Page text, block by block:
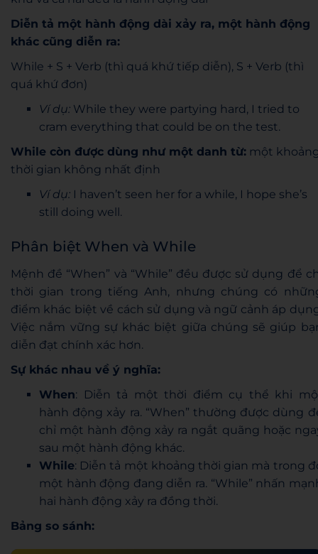
Diễn tả một hành động dài xảy ra, một hành động
khác cũng diễn ra:
While + S + Verb (thì quá khứ tiếp diễn), S + Verb (thì
quá khứ đơn)
Ví dụ: While they were partying hard, I tried to
cram everything that could be on the test.
While còn được dùng như một danh từ: một
thời gian không nhất định
Ví dụ: I haven’t seen her for a while, I hope she’s
still doing well.
Phân biệt When và While
Mệnh đề “When” và “While” đều được sử dụng để
thời gian trong tiếng Anh, nhưng chúng có
điểm khác biệt về cách sử dụng và ngữ cảnh áp
Việc nắm vững sự khác biệt giữa chúng sẽ giúp
diễn đạt chính xác hơn.
Sự khác nhau về ý nghĩa:
When: Diễn tả một thời điểm cụ thể khi
hành động xảy ra. “When” thường được dùng
chỉ một hành động xảy ra ngắt quãng hoặc
sau một hành động khác.
While: Diễn tả một khoảng thời gian mà trong
một hành động đang diễn ra. “While” nhấn
hai hành động xảy ra đồng thời.
Bảng so sánh: